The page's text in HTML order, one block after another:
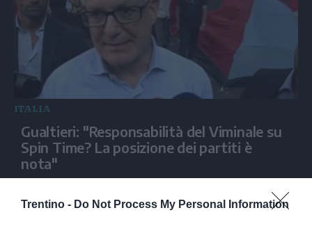
Trentino - Do Not Process My Personal Information
ITALIA
Gualtieri: "Responsabilità del Viminale su
Spin Time? La posizione dei partiti è
nota"